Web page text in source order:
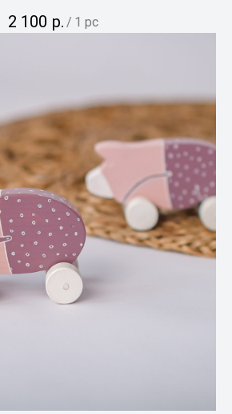
2 100 р. / 1 pc